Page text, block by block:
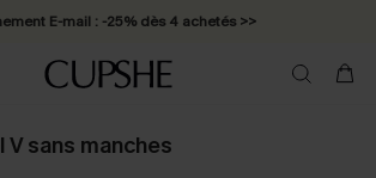
E-mail : -25% dès 4 achetés >>
V sans manches